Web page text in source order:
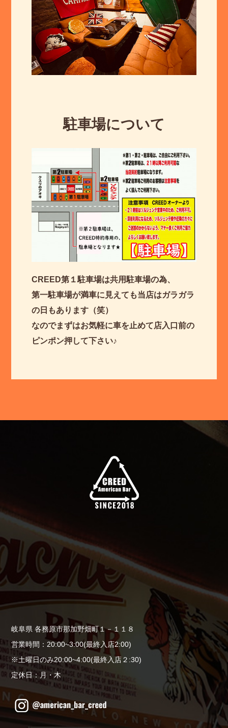
駐車場について
CREED第１駐車場は共用駐車場の為、
第一駐車場が満車に見えても当店はガラガラ
の日もあります（笑）
なのでまずはお気軽に車を止めて店入口前の
ピンポン押して下さい♪
岐阜県 各務原市那加野畑町１－１１８
営業時間：20:00~3:00(最終入店2:00)
※土曜日のみ20:00~4:00(最終入店２:30)
定休日：月・木